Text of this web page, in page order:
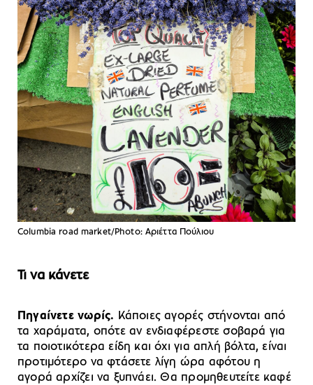
Columbia road market/Photo: Aριέττα Πούλιου
Τι να κάνετε
Πηγαίνετε νωρίς. Κάποιες αγορές στήνονται από
τα χαράματα, οπότε αν ενδιαφέρεστε σοβαρά για
τα ποιοτικότερα είδη και όχι για απλή βόλτα, είναι
προτιμότερο να φτάσετε λίγη ώρα αφότου η
αγορά αρχίζει να ξυπνάει. Θα προμηθευτείτε καφέ